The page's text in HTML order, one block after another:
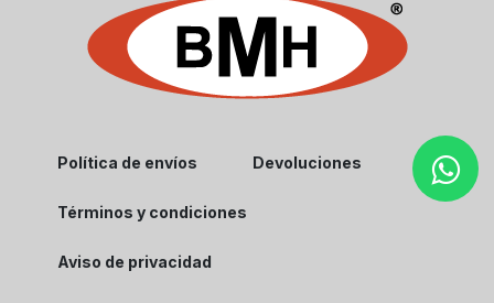
Política de envíos Devoluciones
Términos y condiciones
Aviso de privacidad